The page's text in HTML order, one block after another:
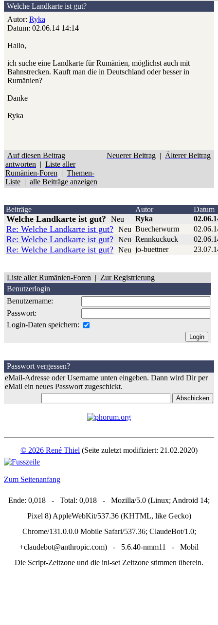
Welche Landkarte ist gut?
Autor: Ryka
Datum: 02.06.14 14:14
Hallo,
ich suche eine Landkarte für Rumänien, möglichst auch mit
Bahnstrecken. Kauft man die in Deutschland oder besser in
Rumänien?
Danke
Ryka
Auf diesen Beitrag
antworten | Liste aller
Rumänien-Foren | Themen-
Liste | alle Beiträge anzeigen
Neuerer Beitrag | Älterer Beitrag
Beiträge Autor Datum
Welche Landkarte ist gut? Neu Ryka
Re: Welche Landkarte ist gut? Neu Buecherwurm
Re: Welche Landkarte ist gut? Neu Rennkuckuck
Re: Welche Landkarte ist gut? Neu jo-buettner
Liste aller Rumänien-Foren | Zur Registrierung
Benutzerlogin
Benutzername:
Passwort:
Login-Daten speichern:
Passwort vergessen?
eMail-Adresse oder Username unten eingeben. Dann wird Dir per
eMail ein neues Passwort zugeschickt.
© 2026 René Thiel (Seite zuletzt modifiziert: 21.02.2020)
Zum Seitenanfang
Ende: 0,018 - Total: 0,018 - Mozilla/5.0 (Linux; Android 14;
Pixel 8) AppleWebKit/537.36 (KHTML, like Gecko)
Chrome/131.0.0.0 Mobile Safari/537.36; ClaudeBot/1.0;
+claudebot@anthropic.com) - 5.6.40-nmm11 - Mobil
Die Script-Zeitzone und die ini-set Zeitzone stimmen überein.